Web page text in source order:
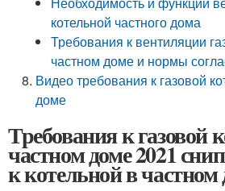
котельной частного дома
Требования к вентиляции
частном доме и нормы
Видео требования к газовой
доме
Требования к газовой
частном доме 2021
к котельной в частном